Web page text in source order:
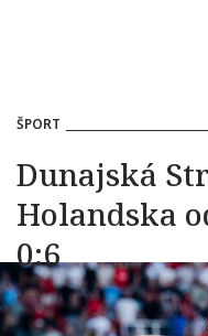
ŠPORT